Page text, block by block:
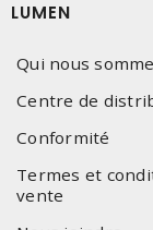
LUMEN
Qui nous
Centre de
Conformité
Termes et
vente